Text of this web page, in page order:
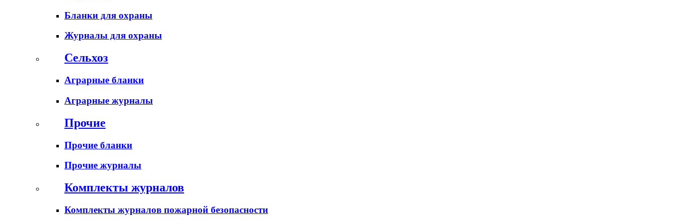
Бланки для охраны
Журналы для охраны
Сельхоз
Аграрные бланки
Аграрные журналы
Прочие
Прочие бланки
Прочие журналы
Комплекты журналов
Комплекты журналов пожарной безопасности